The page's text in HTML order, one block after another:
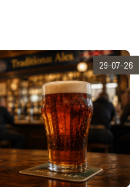
29-07-26